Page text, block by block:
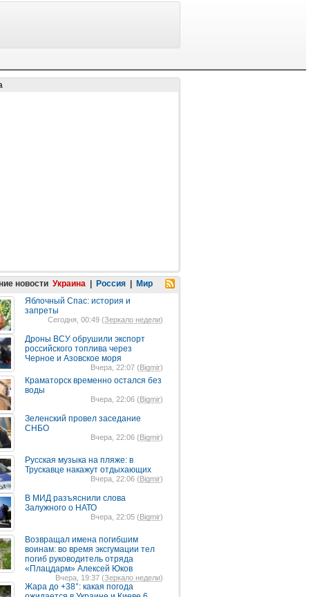
новости Украина Россия
Мир
Яблочный Спас: история и
запреты
Сегодня, 00:49 (Зеркало недели)
Дроны ВСУ обрушили экспорт
российского топлива через
Черное и Азовское моря
Вчера, 22:07 (Bigmir)
Краматорск временно остался без
воды
Вчера, 22:06 (Bigmir)
Зеленский провел заседание
СНБО
Вчера, 22:06 (Bigmir)
Русская музыка на пляже: в
Трускавце накажут отдыхающих
Вчера, 22:06 (Bigmir)
В МИД разъяснили слова
Залужного о НАТО
Вчера, 22:05 (Bigmir)
Возвращал имена погибшим
воинам: во время эксгумации тел
погиб руководитель отряда
«Плацдарм» Алексей Юков
Вчера, 19:37 (Зеркало недели)
Жара до +38°: какая погода